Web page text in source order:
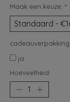
Maak een keuze: *
cadeauverpakking:
ja
Hoeveelheid: